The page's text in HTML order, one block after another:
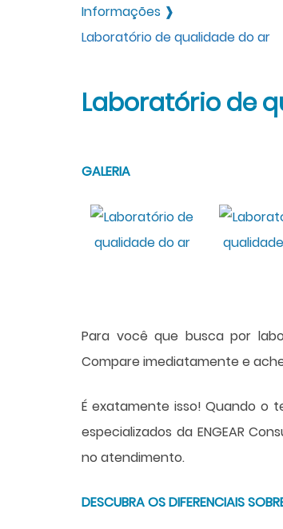
Informações ❱
Laboratório de qualidade do ar
Laboratório de
GALERIA
Para você que busca por
Compare imediatamente e
É exatamente isso! Quando o
especializados da ENGEAR
no atendimento.
DESCUBRA OS DIFERENCIAIS